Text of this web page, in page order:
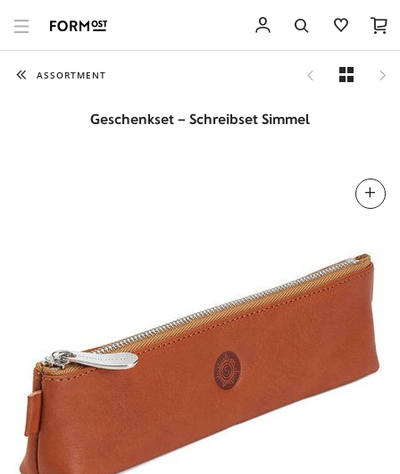
ASSORTMENT
Geschenkset – Schreibset Simmel